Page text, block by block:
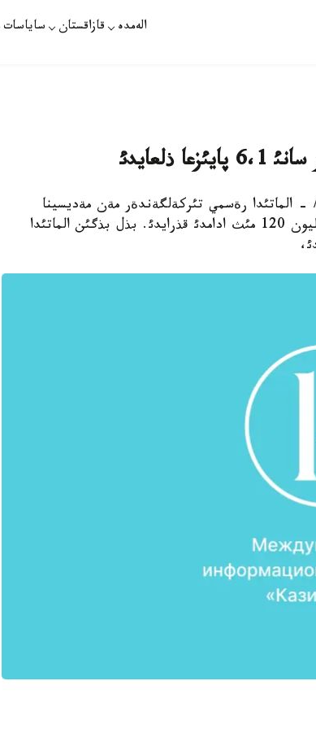
الەمدە قازاقستان ساياسات
ةرجان ذلئ/ - الماتئدا رةسمي تئركةلگةندةر مةن مةديسينا
مةكةمةلةرئندة تئركةؤدة تذرعانداردئث ايئرماسئ 1 ميلليون 120 مئث ادامدئ قذرايدئ. بذل بذگئن الماتئدا